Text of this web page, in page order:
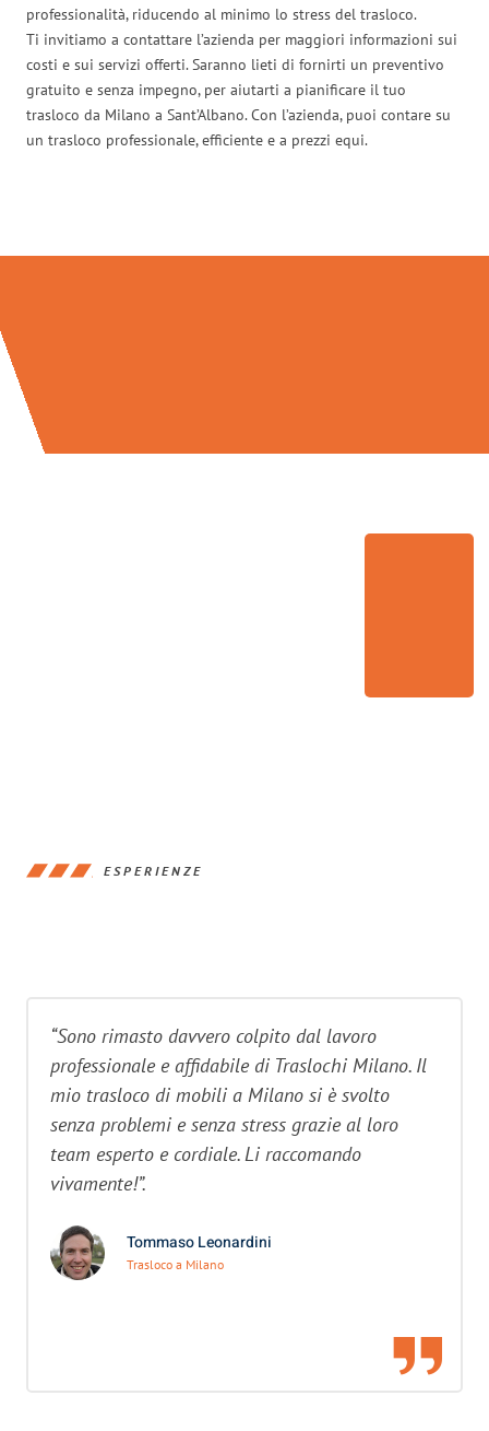
professionalità, riducendo al minimo lo stress del trasloco.
Ti invitiamo a contattare l’azienda per maggiori informazioni sui
costi e sui servizi offerti. Saranno lieti di fornirti un preventivo
gratuito e senza impegno, per aiutarti a pianificare il tuo
trasloco da Milano a Sant’Albano. Con l’azienda, puoi contare su
un trasloco professionale, efficiente e a prezzi equi.
ESPERIENZE
“Sono rimasto davvero colpito dal lavoro
professionale e affidabile di Traslochi Milano. Il
mio trasloco di mobili a Milano si è svolto
senza problemi e senza stress grazie al loro
team esperto e cordiale. Li raccomando
vivamente!”.
Tommaso Leonardini
Trasloco a Milano